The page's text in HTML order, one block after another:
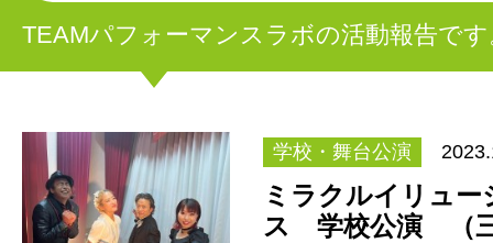
TEAMパフォーマンスラボの活動報告で
学校・舞台公演
ミラクルイリュ
ス 学校公演 （